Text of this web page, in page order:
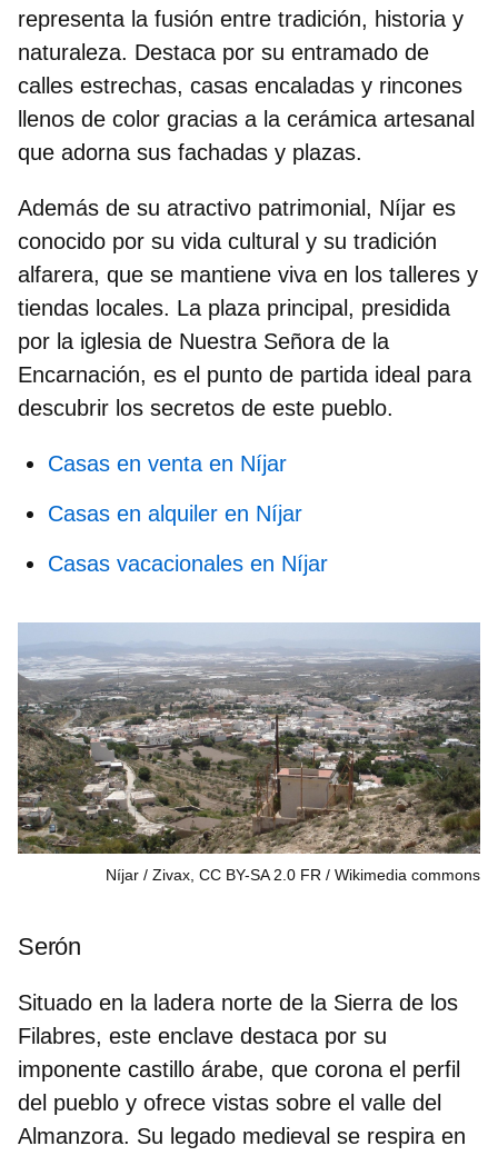
representa la fusión entre tradición, historia y
naturaleza. Destaca por su entramado de
calles estrechas, casas encaladas y rincones
llenos de color gracias a la cerámica artesanal
que adorna sus fachadas y plazas.
Además de su atractivo patrimonial, Níjar es
conocido por su vida cultural y su tradición
alfarera, que se mantiene viva en los talleres y
tiendas locales. La plaza principal, presidida
por la iglesia de Nuestra Señora de la
Encarnación, es el punto de partida ideal para
descubrir los secretos de este pueblo.
Casas en venta en Níjar
Casas en alquiler en Níjar
Casas vacacionales en Níjar
Níjar / Zivax, CC BY-SA 2.0 FR Wikimedia commons
Serón
Situado en la ladera norte de la Sierra de los
Filabres, este enclave destaca por su
imponente castillo árabe, que corona el perfil
del pueblo y ofrece vistas sobre el valle del
Almanzora. Su legado medieval se respira en